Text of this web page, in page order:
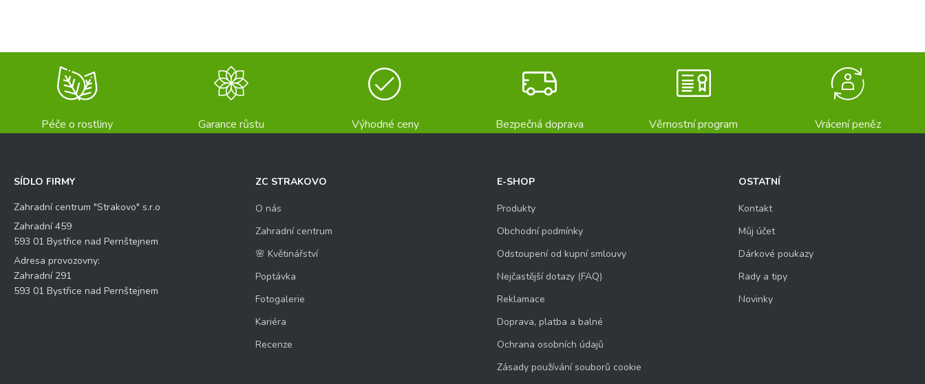
Péče o rostliny Garance růstu Výhodné ceny Bezpečná doprava Věrnostní program Vrácení peněz
SÍDLO FIRMY
Zahradní centrum "Strakovo" s.r.o
Zahradní 459
593 01 Bystřice nad Pernštejnem
Adresa provozovny:
Zahradní 291
593 01 Bystřice nad Pernštejnem
ZC STRAKOVO
O nás
Zahradní centrum
🌸 Květinářství
Poptávka
Fotogalerie
Kariéra
Recenze
E-SHOP
Produkty
Obchodní podmínky
Odstoupení od kupní smlouvy
Nejčastější dotazy (FAQ)
Reklamace
Doprava, platba a balné
Ochrana osobních údajů
Zásady používání souborů cookie
OSTATNÍ
Kontakt
Můj účet
Dárkové poukazy
Rady a tipy
Novinky